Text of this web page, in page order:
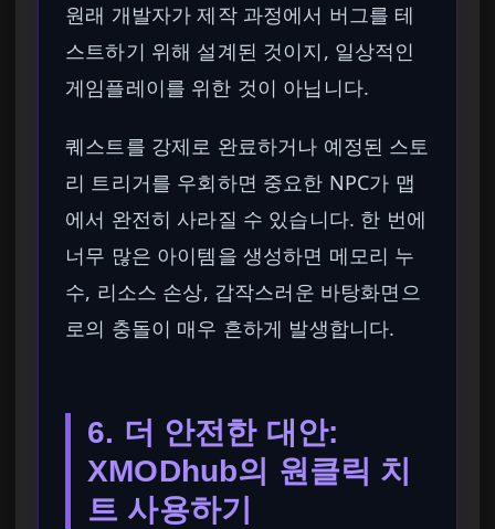
원래 개발자가 제작 과정에서 버그를 테
스트하기 위해 설계된 것이지, 일상적인
게임플레이를 위한 것이 아닙니다.
퀘스트를 강제로 완료하거나 예정된 스토
리 트리거를 우회하면 중요한 NPC가 맵
에서 완전히 사라질 수 있습니다. 한 번에
너무 많은 아이템을 생성하면 메모리 누
수, 리소스 손상, 갑작스러운 바탕화면으
로의 충돌이 매우 흔하게 발생합니다.
6. 더 안전한 대안:
XMODhub의 원클릭 치
트 사용하기